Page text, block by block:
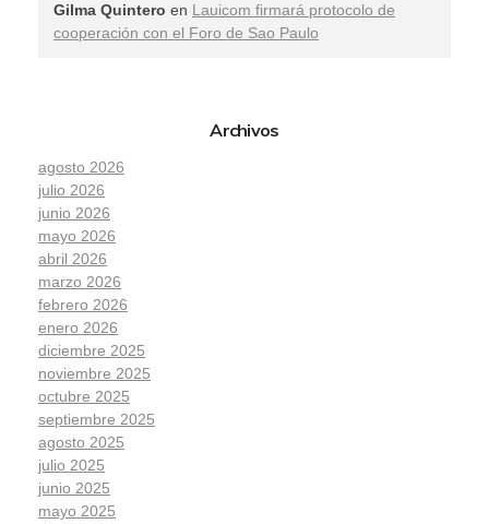
Gilma Quintero en Lauicom firmará protocolo de
cooperación con el Foro de Sao Paulo
Archivos
agosto 2026
julio 2026
junio 2026
mayo 2026
abril 2026
marzo 2026
febrero 2026
enero 2026
diciembre 2025
noviembre 2025
octubre 2025
septiembre 2025
agosto 2025
julio 2025
junio 2025
mayo 2025